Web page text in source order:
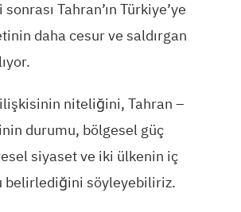
Tahran’ın Türkiye’ye
daha cesur ve saldırgan
niteliğini, Tahran –
durumu, bölgesel güç
siyaset ve iki ülkenin iç
belirlediğini söyleyebiliriz.